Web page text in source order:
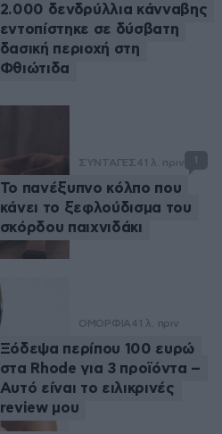
2.000 δενδρύλλια κάνναβης
εντοπίστηκε σε δύσβατη
δασική περιοχή στη
Φθιώτιδα
ΣΥΝΤΑΓΕΣ41 λ. πριν
Το πανέξυπνο κόλπο που
κάνει το ξεφλούδισμα του
σκόρδου παιχνιδάκι
ΟΜΟΡΦΙΑ41 λ. πριν
Ξόδεψα περίπου 100 ευρώ
στα Rhode για 3 προϊόντα –
Αυτό είναι το ειλικρινές
review μου